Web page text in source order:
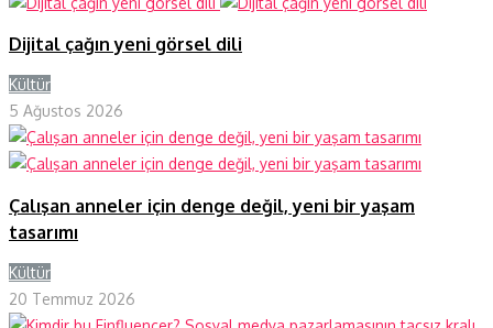
Dijital çağın yeni görsel dili
Kültür
5 Ağustos 2026
Çalışan anneler için denge değil, yeni bir yaşam
tasarımı
Kültür
20 Temmuz 2026